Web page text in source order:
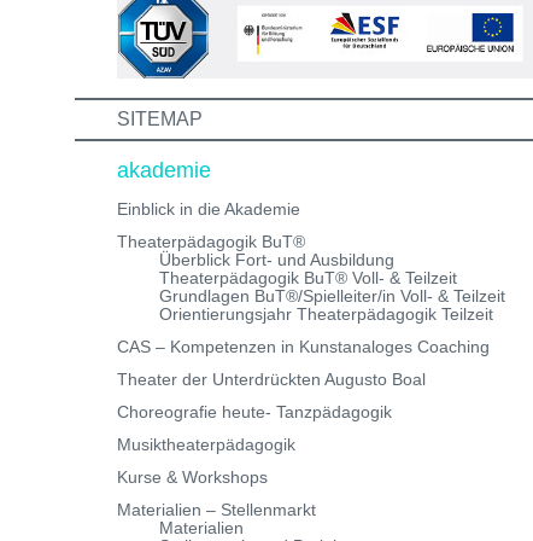
Informations- und Aufnahmeworkshop. Bei Fragen,
schreibe uns einfach eine Mail an:
info@theaterwerkstatt-heidelberg.de Wir freuen uns auf
SITEMAP
akademie
Einblick in die Akademie
Theaterpädagogik BuT®
Überblick Fort- und Ausbildung
Theaterpädagogik BuT® Voll- & Teilzeit
Grundlagen BuT®/Spielleiter/in Voll- & Teilzeit
Orientierungsjahr Theaterpädagogik Teilzeit
CAS – Kompetenzen in Kunstanaloges Coaching
Theater der Unterdrückten Augusto Boal
Choreografie heute- Tanzpädagogik
Musiktheaterpädagogik
Kurse & Workshops
Materialien – Stellenmarkt
Materialien